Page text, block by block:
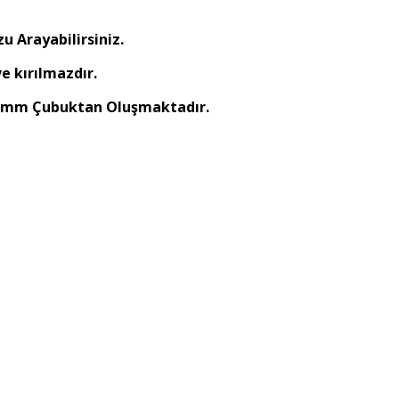
Arayabilirsiniz.
kırılmazdır.
Çubuktan Oluşmaktadır.